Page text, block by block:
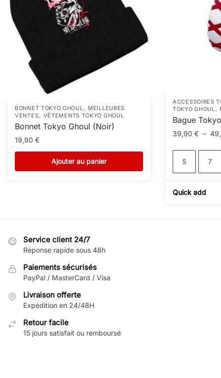
BONNET TOKYO GHOUL, MEILLEURES
VENTES, VÊTEMENTS TOKYO GHOUL
Bonnet Tokyo Ghoul (Noir)
19,90 €
Ajouter au panier
ACCESSOIRES
TOKYO GHOUL ,
Bague
39,90 € –
5 7
Quick add
Service client 24/7
Réponse rapide sous 48h
Paiements sécurisés
PayPal / MasterCard / Visa
Livraison offerte
Expédition en 24/48H
Retour facile
15 jours satisfait ou remboursé